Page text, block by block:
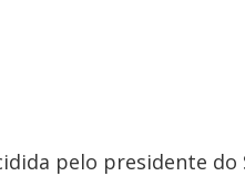
pelo presidente